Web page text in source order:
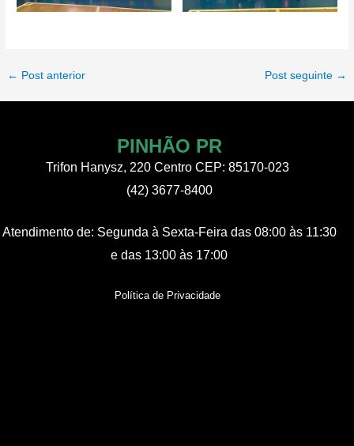
Post
← Post anterior Post seguinte →
PINHÃO PR
Trifon Hanysz, 220 Centro CEP: 85170-023
(42) 3677-8400
Atendimento de: Segunda à Sexta-Feira das 08:00 às 11:30
e das 13:00 às 17:00
Política de Privacidade